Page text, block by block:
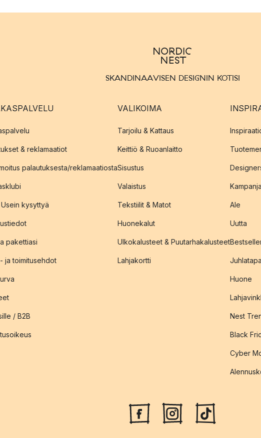
SKANDINAAVISEN DESIGNIN KOTISI
& reklamaatiot
palautuksesta/reklamaatiosta
Usein kysyttyä
pakettiasi
ja toimitusehdot
/ B2B
VALIKOIMA
Tarjoilu & Kattaus
Keittiö & Ruoanlaitto
Sisustus
Valaistus
Tekstiilit & Matot
Huonekalut
Ulkokalusteet & Puutarhakalusteet
Lahjakortti
Ale
Uutta
Huone
Nest
Black
Cyber